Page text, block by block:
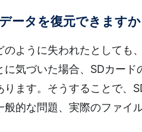
ータを復元できますか
のように失われたとしても
に気づいた場合、SDカー
ります。そうすることで、
般的な問題、実際のファイ